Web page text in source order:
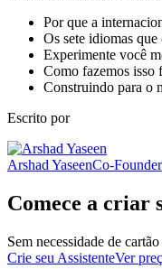
Por que a
Os sete idiomas
Experimente você
Como fazemos isso
Construindo para o
Escrito por
Arshad YaseenCo-Founder
Comece a criar
Sem necessidade de
Crie seu AssistenteVer